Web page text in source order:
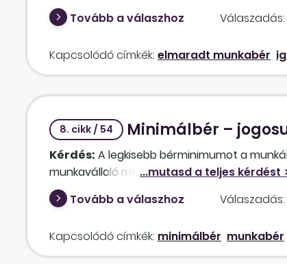
Tovább a válaszhoz
Válaszadás:
Kapcsolódó címkék: elmaradt munkabér
8. cikk / 54 Minimálbér –
Kérdés: A legkisebb bérminimumot a
munkavállaló mégsem kapja meg, hova
Tovább a válaszhoz
Válaszadás:
Kapcsolódó címkék: minimálbér munkabér